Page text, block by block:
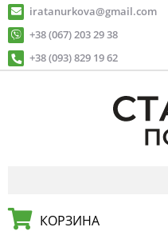
iratanurkova@gmail.com
+38 (067) 203 29 38
+38 (093) 829 19 62
КОРЗИНА